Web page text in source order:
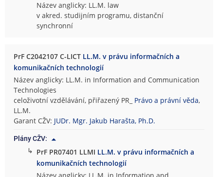
Název anglicky: LL.M. law
v akred. studijním programu, distanční
synchronní
PrF C2042107 C-LICT LL.M. v právu informačních a
komunikačních technologií
Název anglicky: LL.M. in Information and Communication
Technologies
celoživotní vzdělávání, přiřazený PR_ Právo a právní věda,
LL.M.
Garant CŽV: JUDr. Mgr. Jakub Harašta, Ph.D.
Plány CŽV:
↳ PrF PR07401 LLMI LL.M. v právu informačních a
komunikačních technologií